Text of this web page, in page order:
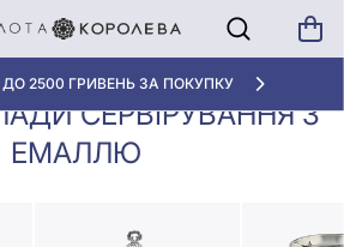
2500 ГРИВЕНЬ ЗА ПОКУПКУ
Срібні прилади сервірування з
емаллю
СЕРВІРУВАННЯ З
ЕМАЛЛЮ